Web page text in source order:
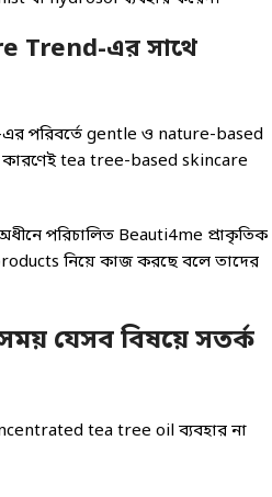
Trend-এর সাথে
পরিবর্তে gentle ও nature-based
tea tree-based skincare
পরিচালিত Beauti4me প্রাকৃতিক
নিয়ে কাজ করছে বলে তাদের
সময় যেসব বিষয়ে সতর্ক
tea tree oil ব্যবহার না